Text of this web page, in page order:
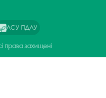
АСУ ПДАУ
права захищені